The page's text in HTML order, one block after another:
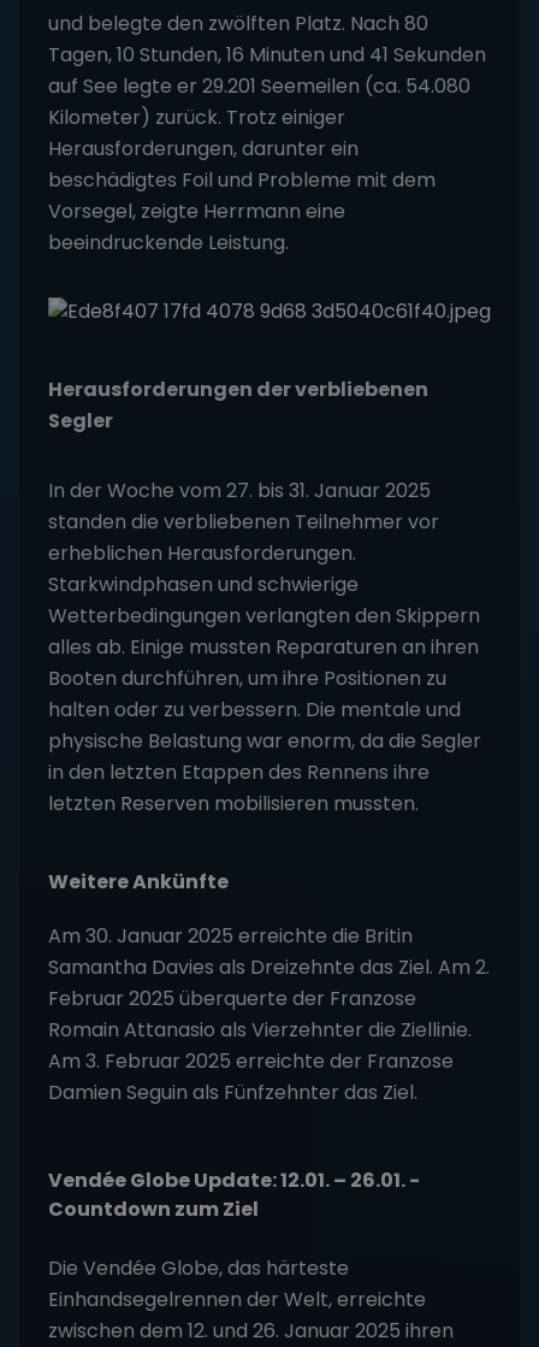
und belegte den zwölften Platz. Nach 80
Tagen, 10 Stunden, 16 Minuten und 41 Sekunden
auf See legte er 29.201 Seemeilen (ca. 54.080
Kilometer) zurück. Trotz einiger
Herausforderungen, darunter ein
beschädigtes Foil und Probleme mit dem
Vorsegel, zeigte Herrmann eine
beeindruckende Leistung.
Herausforderungen der verbliebenen
Segler
In der Woche vom 27. bis 31. Januar 2025
standen die verbliebenen Teilnehmer vor
erheblichen Herausforderungen.
Starkwindphasen und schwierige
Wetterbedingungen verlangten den Skippern
alles ab. Einige mussten Reparaturen an ihren
Booten durchführen, um ihre Positionen zu
halten oder zu verbessern. Die mentale und
physische Belastung war enorm, da die Segler
in den letzten Etappen des Rennens ihre
letzten Reserven mobilisieren mussten.
Weitere Ankünfte
Am 30. Januar 2025 erreichte die Britin
Samantha Davies als Dreizehnte das Ziel. Am 2.
Februar 2025 überquerte der Franzose
Romain Attanasio als Vierzehnter die Ziellinie.
Am 3. Februar 2025 erreichte der Franzose
Damien Seguin als Fünfzehnter das Ziel.
Vendée Globe Update: 12.01. – 26.01. -
Countdown zum Ziel
Die Vendée Globe, das härteste
Einhandsegelrennen der Welt, erreichte
zwischen dem 12. und 26. Januar 2025 ihren